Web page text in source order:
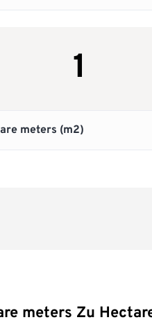
meters Zu